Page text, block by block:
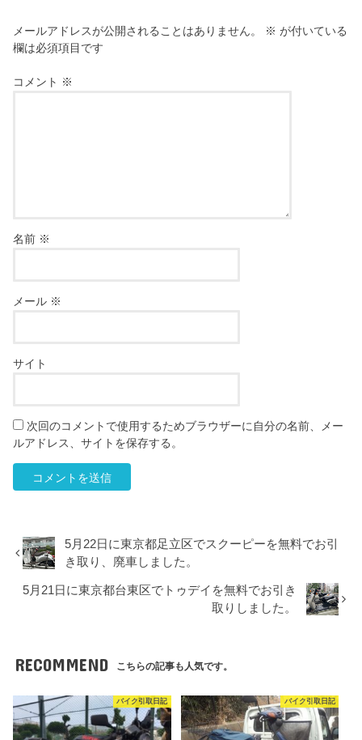
メールアドレスが公開されることはありません。 ※ が付いている
欄は必須項目です
コメント ※
名前 ※
メール ※
サイト
次回のコメントで使用するためブラウザーに自分の名前、メー
ルアドレス、サイトを保存する。
5月22日に東京都足立区でスクーピーを無料でお引
き取り、廃車しました。
5月21日に東京都台東区でトゥデイを無料でお引き
取りしました。
RECOMMEND こちらの記事も人気です。
バイク引取日記 バイク引取日記